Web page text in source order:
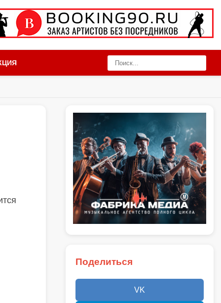
Поделиться
VK